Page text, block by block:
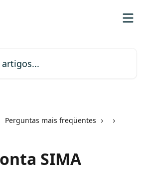
Perguntas mais freqüentes
SIMA